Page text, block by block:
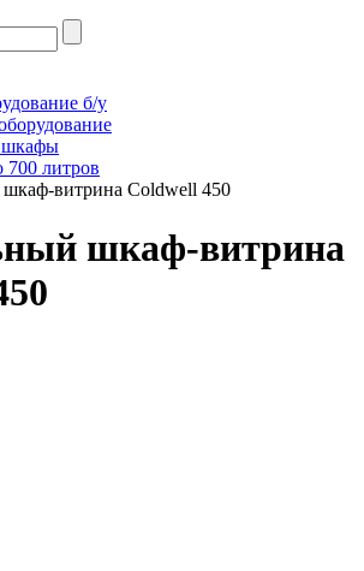
б/у
шкафы
литров
витрина Coldwell 450
шкаф-витрина